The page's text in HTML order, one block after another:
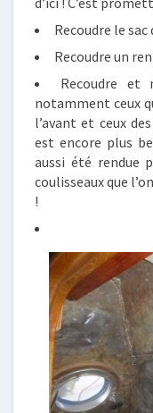
Recoudre le sac
Recoudre un
Recoudre et
notamment ceux
l’avant et ceux
est encore plus
aussi été rendue
coulisseaux que
!